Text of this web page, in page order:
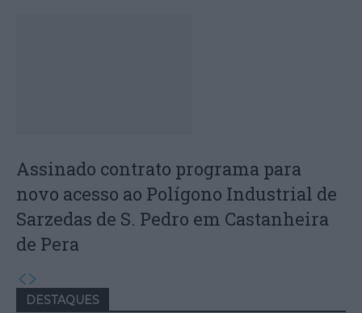
Assinado contrato programa para
novo acesso ao Polígono Industrial de
Sarzedas de S. Pedro em Castanheira
de Pera
DESTAQUES